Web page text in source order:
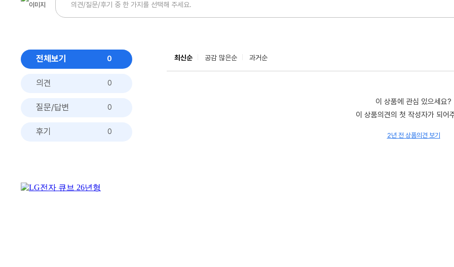
전체보기 0
의견 0
질문/답변 0
후기 0
최신순 공감 많은순 과거순
이 상품에 관심 있으세요?
이 상품의견의 첫 작성자가 되어
2년 전 상품의견 보기